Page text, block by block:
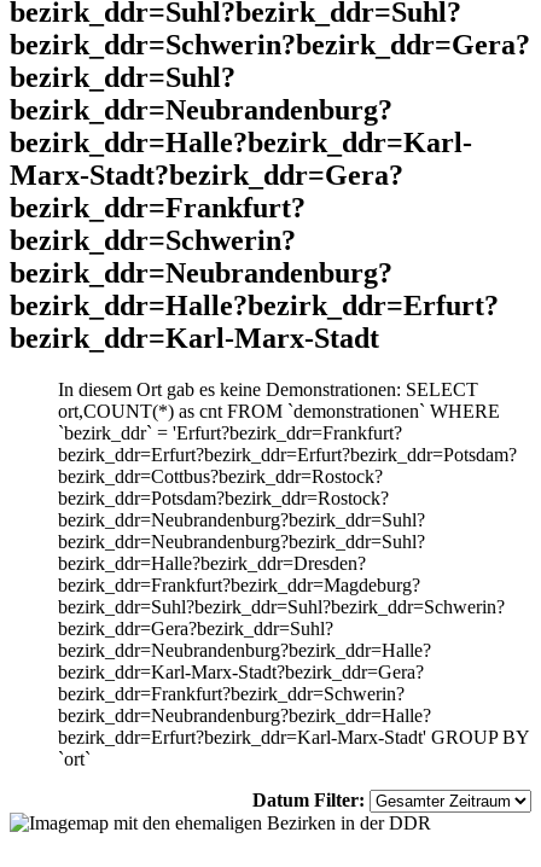
bezirk_ddr=Suhl?bezirk_ddr=Suhl?
bezirk_ddr=Schwerin?bezirk_ddr=Gera?
bezirk_ddr=Suhl?
bezirk_ddr=Neubrandenburg?
bezirk_ddr=Halle?bezirk_ddr=Karl-
Marx-Stadt?bezirk_ddr=Gera?
bezirk_ddr=Frankfurt?
bezirk_ddr=Schwerin?
bezirk_ddr=Neubrandenburg?
bezirk_ddr=Halle?bezirk_ddr=Erfurt?
bezirk_ddr=Karl-Marx-Stadt
In diesem Ort gab es keine Demonstrationen: SELECT
ort,COUNT(*) as cnt FROM `demonstrationen` WHERE
`bezirk_ddr` = 'Erfurt?bezirk_ddr=Frankfurt?
bezirk_ddr=Erfurt?bezirk_ddr=Erfurt?bezirk_ddr=Potsdam?
bezirk_ddr=Cottbus?bezirk_ddr=Rostock?
bezirk_ddr=Potsdam?bezirk_ddr=Rostock?
bezirk_ddr=Neubrandenburg?bezirk_ddr=Suhl?
bezirk_ddr=Neubrandenburg?bezirk_ddr=Suhl?
bezirk_ddr=Halle?bezirk_ddr=Dresden?
bezirk_ddr=Frankfurt?bezirk_ddr=Magdeburg?
bezirk_ddr=Suhl?bezirk_ddr=Suhl?bezirk_ddr=Schwerin?
bezirk_ddr=Gera?bezirk_ddr=Suhl?
bezirk_ddr=Neubrandenburg?bezirk_ddr=Halle?
bezirk_ddr=Karl-Marx-Stadt?bezirk_ddr=Gera?
bezirk_ddr=Frankfurt?bezirk_ddr=Schwerin?
bezirk_ddr=Neubrandenburg?bezirk_ddr=Halle?
bezirk_ddr=Erfurt?bezirk_ddr=Karl-Marx-Stadt' GROUP BY
`ort`
Datum Filter: